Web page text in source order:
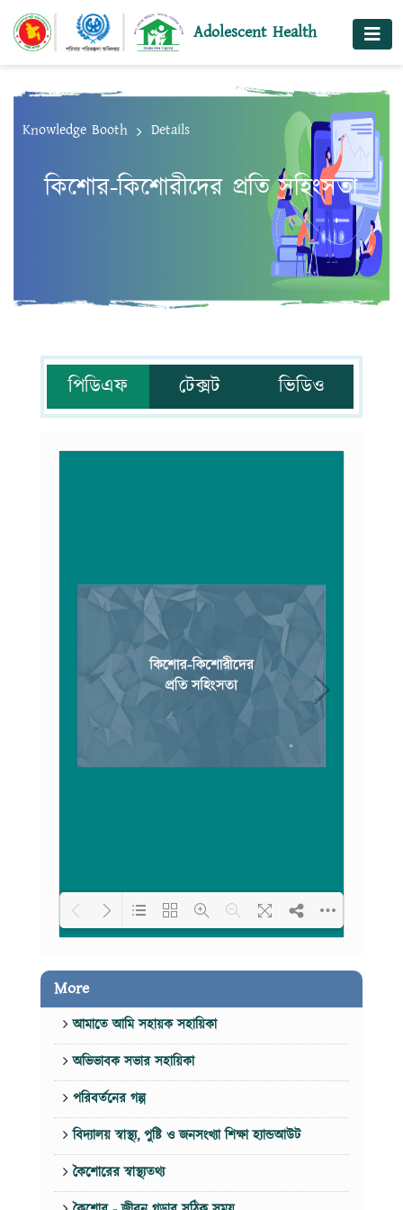
Adolescent Health
@ensection
Knowledge Booth Details
কিশোর-কিশোরীদের প্রতি সহিংসতা
পিডিএফ টেক্সট ভিডিও
More
আমাতে আমি সহায়ক সহায়িকা
অভিভাবক সভার সহায়িকা
পরিবর্তনের গল্প
বিদ্যালয় স্বাস্থ্য, পুষ্টি ও জনসংখ্যা শিক্ষা হ্যান্ডআউট
কৈশোরের স্বাস্থ্যতথ্য